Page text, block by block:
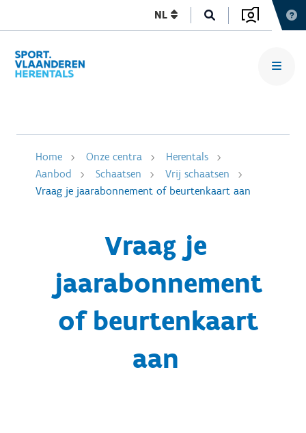
NL
Home Onze centra
Herentals
Aanbod
Schaatsen
Vrij schaatsen
Vraag je jaarabonnement of beurtenkaart aan
Vraag je
jaarabonnement
of beurtenkaart
aan